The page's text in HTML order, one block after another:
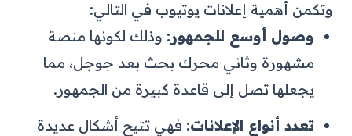
وتكمن أهمية إعلانات يوتيوب في التالي:
وصول أوسع للجمهور: وذلك لكونها منصة
مشهورة وثاني محرك بحث بعد جوجل، مما
يجعلها تصل إلى قاعدة كبيرة من الجمهور.
تعدد أنواع الإعلانات: فهي تتيح أشكال عديدة